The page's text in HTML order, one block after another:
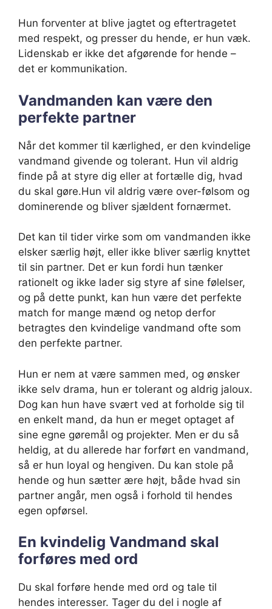
Hun forventer at blive jagtet og eftertragetet
med respekt, og presser du hende, er hun væk.
Lidenskab er ikke det afgørende for hende –
det er kommunikation.
Vandmanden kan være den
perfekte partner
Når det kommer til kærlighed, er den kvindelige
vandmand givende og tolerant. Hun vil aldrig
finde på at styre dig eller at fortælle dig, hvad
du skal gøre.Hun vil aldrig være over-følsom og
dominerende og bliver sjældent fornærmet.
Det kan til tider virke som om vandmanden ikke
elsker særlig højt, eller ikke bliver særlig knyttet
til sin partner. Det er kun fordi hun tænker
rationelt og ikke lader sig styre af sine følelser,
og på dette punkt, kan hun være det perfekte
match for mange mænd og netop derfor
betragtes den kvindelige vandmand ofte som
den perfekte partner.
Hun er nem at være sammen med, og ønsker
ikke selv drama, hun er tolerant og aldrig jaloux.
Dog kan hun have svært ved at forholde sig til
en enkelt mand, da hun er meget optaget af
sine egne gøremål og projekter. Men er du så
heldig, at du allerede har forført en vandmand,
så er hun loyal og hengiven. Du kan stole på
hende og hun sætter ære højt, både hvad sin
partner angår, men også i forhold til hendes
egen opførsel.
En kvindelig Vandmand skal
forføres med ord
Du skal forføre hende med ord og tale til
hendes interesser. Tager du del i nogle af